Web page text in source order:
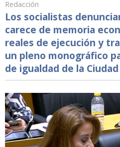
Redacción
Los socialistas
carece de memoria
reales de ejecución y
un pleno monográfico
de igualdad de la Ciudad